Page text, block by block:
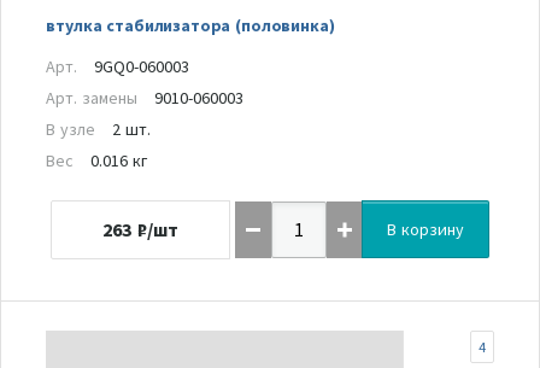
втулка стабилизатора (половинка)
Арт.
9GQ0-060003
Арт. замены
9010-060003
В узле
2 шт.
Вес
0.016 кг
263 ₽/шт В корзину
4